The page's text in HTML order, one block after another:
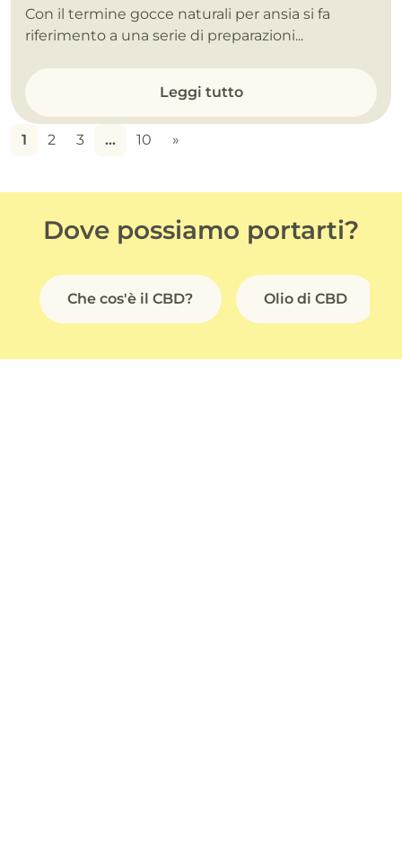
Con il termine gocce naturali per ansia si fa
riferimento a una serie di preparazioni...
Leggi tutto
1 2 3 … 10 »
Dove possiamo portarti?
Che cos'è il CBD? Olio di CBD